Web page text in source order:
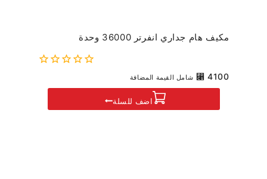
مكيف هام جداري انفرتر 36000 وحدة
⃁ 4100 شامل القيمة المضافة
اضف للسلة